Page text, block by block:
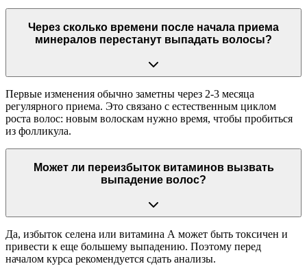
Через сколько времени после начала приема
минералов перестанут выпадать волосы?
Первые изменения обычно заметны через 2-3 месяца
регулярного приема. Это связано с естественным циклом
роста волос: новым волоскам нужно время, чтобы пробиться
из фолликула.
Может ли переизбыток витаминов вызвать
выпадение волос?
Да, избыток селена или витамина А может быть токсичен и
привести к еще большему выпадению. Поэтому перед
началом курса рекомендуется сдать анализы.